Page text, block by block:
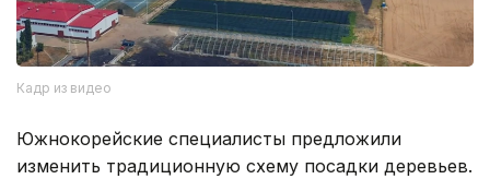
Кадр из видео
Южнокорейские специалисты предложили
изменить традиционную схему посадки деревьев.